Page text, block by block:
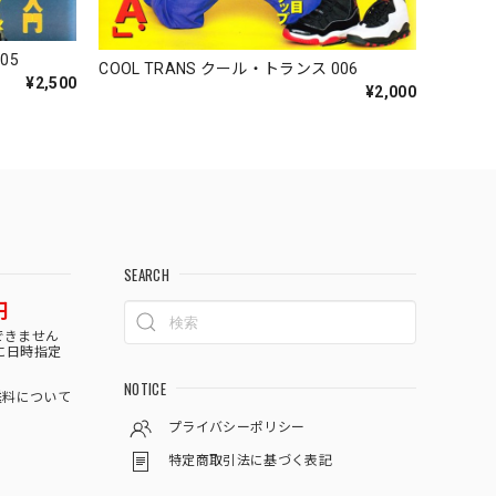
¥2,500
COOL TRANS クール・トランス 006
¥2,000
きません
日時指定
について
SEARCH
NOTICE
プライバシーポリシー
特定商取引法に基づく表記